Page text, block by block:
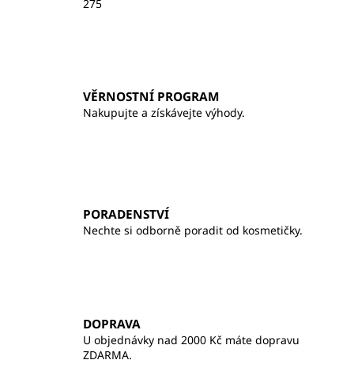
v
ý
p
275
VĚRNOSTNÍ PROGRAM
Nakupujte a získávejte výhody.
PORADENSTVÍ
Nechte si odborně poradit od kosmetičky.
DOPRAVA
U objednávky nad 2000 Kč máte dopravu
ZDARMA.